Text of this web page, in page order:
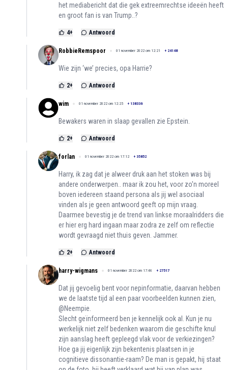
het mediabericht dat die gek extreemrechtse ideeën heeft
en groot fan is van Trump..?
4+ Antwoord
RobbieRemspoor 01 november 2022 om 12:21 + 24148
Wie zijn ‘we’ precies, opa Harrie?
2+ Antwoord
wim 01 november 2022 om 12:25 + 138336
Bewakers waren in slaap gevallen zie Epstein.
2+ Antwoord
forlan 01 november 2022 om 17:12 + 35852
Harry, ik zag dat je alweer druk aan het stoken was bij
andere onderwerpen.. maar ik zou het, voor zo'n moreel
boven iedereen staand persona als jij wel asociaal
vinden als je geen antwoord geeft op mijn vraag.
Daarmee bevestig je de trend van linkse moraalridders die
er hier erg hard ingaan maar zodra ze zelf om reflectie
wordt gevraagd niet thuis geven. Jammer.
2+ Antwoord
harry-wigmans 01 november 2022 om 17:46 + 27517
Dat jij gevoelig bent voor nepinformatie, daarvan hebben
we de laatste tijd al een paar voorbeelden kunnen zien,
@Neempie.
Slecht geïnformeerd ben je kennelijk ook al. Kun je nu
werkelijk niet zelf bedenken waarom die geschifte knul
zijn aanslag heeft gepleegd vlak voor de verkiezingen?
Hoe ga jij eigenlijk zijn bekentenis plaatsen in je
cognitieve dissonantie-raam? De man is gepakt, hij staat